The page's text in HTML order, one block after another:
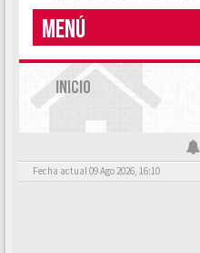
MENÚ
INICIO
Fecha actual 09 Ago 2026, 16:10